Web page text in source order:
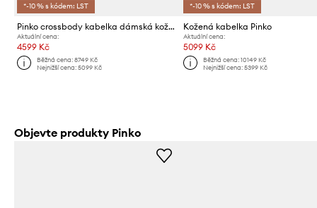
*-10 % s kódem: LST
Pinko crossbody kabelka dámská kožená
Aktuální cena:
4599 Kč
Běžná cena:8749 Kč
Nejnižší cena:5099 Kč
*-10 % s kódem: LST
Kožená kabelka Pinko
Aktuální cena:
5099 Kč
Běžná cena: 10149 Kč
Nejnižší cena: 5399 Kč
Objevte produkty Pinko